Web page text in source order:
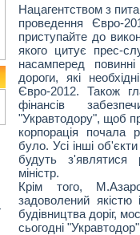
Нацагентством з
проведення Євро-
приступайте до
якого цитує прес-
насамперед
дороги, які
Євро-2012. Також
фінансів
"Укравтодору", щоб
корпорація почала
було. Усі інші
будуть
міністр.
Крім того,
задоволений якістю
будівництва доріг,
сьогодні